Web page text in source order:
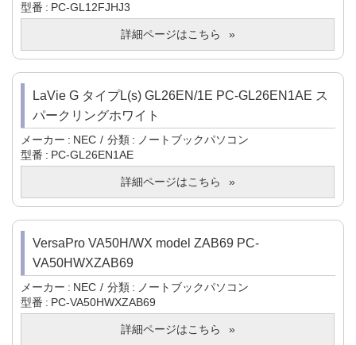
型番
PC-GL12FJHJ3
詳細ページはこちら
LaVie G タイプL(s) GL26EN/1E PC-GL26EN1AE ス
パークリングホワイト
メーカー NEC 分類
ノートブックパソコン
型番
PC-GL26EN1AE
詳細ページはこちら
VersaPro VA50H/WX model ZAB69 PC-
VA50HWXZAB69
メーカー NEC 分類
ノートブックパソコン
型番
PC-VA50HWXZAB69
詳細ページはこちら